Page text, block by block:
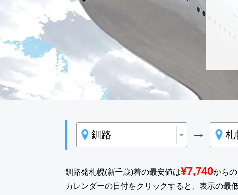
→
釧路発札幌(新千歳)着の最安値は¥7,740からの
カレンダーの日付をクリックすると、表示の最